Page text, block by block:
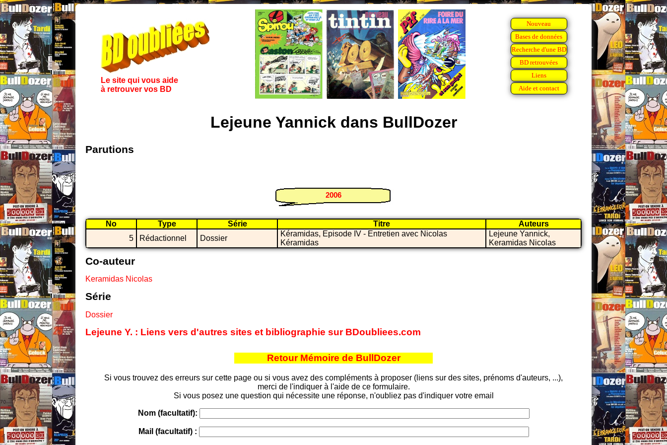
Le site qui vous aide
à retrouver vos BD
Nouveau
Bases de données
Recherche d'une BD
BD retrouvées
Liens
Aide et contact
Lejeune Yannick dans BullDozer
Parutions
2006
No Type Série Titre
Auteurs
5
Rédactionnel Dossier
Kéramidas, Episode IV - Entretien avec Nicolas
Kéramidas
Lejeune Yannick,
Keramidas Nicolas
Co-auteur
Keramidas Nicolas
Série
Dossier
Lejeune Y. : Liens vers d'autres sites et bibliographie sur BDoubliees.com
Retour Mémoire de BullDozer
Si vous trouvez des erreurs sur cette page ou si vous avez des compléments à proposer (liens sur des sites, prénoms d'auteurs, ...),
merci de l'indiquer à l'aide de ce formulaire.
Si vous posez une question qui nécessite une réponse, n'oubliez pas d'indiquer votre email
Nom (facultatif):
Mail (facultatif) :